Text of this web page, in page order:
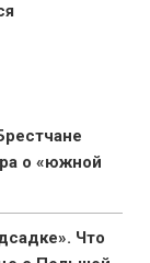
о «южной
Что